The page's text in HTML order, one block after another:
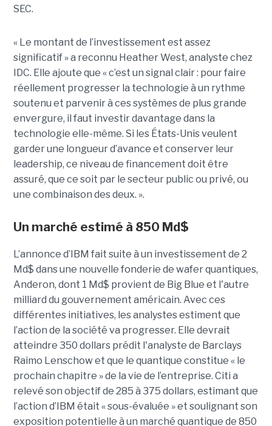
SEC.
« Le montant de l’investissement est assez
significatif » a reconnu Heather West, analyste chez
IDC. Elle ajoute que « c’est un signal clair : pour faire
réellement progresser la technologie à un rythme
soutenu et parvenir à ces systèmes de plus grande
envergure, il faut investir davantage dans la
technologie elle-même. Si les États-Unis veulent
garder une longueur d’avance et conserver leur
leadership, ce niveau de financement doit être
assuré, que ce soit par le secteur public ou privé, ou
une combinaison des deux. ».
Un marché estimé à 850 Md$
L’annonce d’IBM fait suite à un investissement de 2
Md$ dans une nouvelle fonderie de wafer quantiques,
Anderon, dont 1 Md$ provient de Big Blue et l'autre
milliard du gouvernement américain. Avec ces
différentes initiatives, les analystes estiment que
l’action de la société va progresser. Elle devrait
atteindre 350 dollars prédit l'analyste de Barclays
Raimo Lenschow et que le quantique constitue « le
prochain chapitre » de la vie de l’entreprise. Citi a
relevé son objectif de 285 à 375 dollars, estimant que
l’action d’IBM était « sous-évaluée » et soulignant son
exposition potentielle à un marché quantique de 850